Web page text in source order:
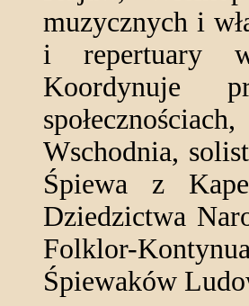
muzycznych i
i repertuary
Koordynuje
Wschodnia,
Śpiewa z
Dziedzictwa
Folklor-
Śpiewaków